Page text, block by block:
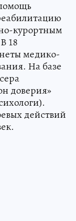
курортным
18
медико-
На базе
доверия»
действий